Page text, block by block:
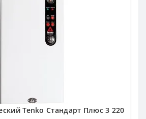
Tenko Стандарт Плюс 3 220